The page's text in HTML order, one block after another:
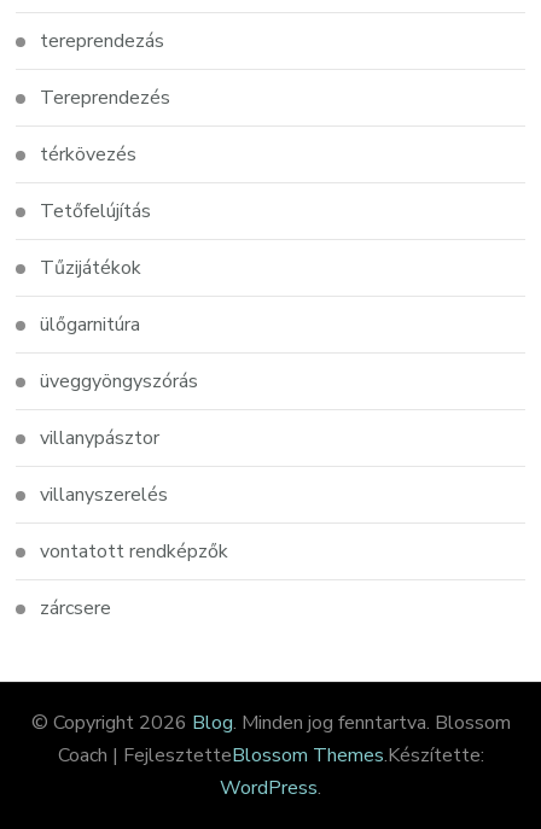
tereprendezás
Tereprendezés
térkövezés
Tetőfelújítás
Tűzijátékok
ülőgarnitúra
üveggyöngyszórás
villanypásztor
villanyszerelés
vontatott rendképzők
zárcsere
© Copyright 2026 Blog. Minden jog fenntartva. Blossom
Coach | FejlesztetteBlossom Themes.Készítette:
WordPress.